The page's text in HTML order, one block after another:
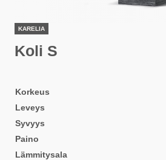
KARELIA
Koli S
Korkeus
Leveys
Syvyys
Paino
Lämmitysala